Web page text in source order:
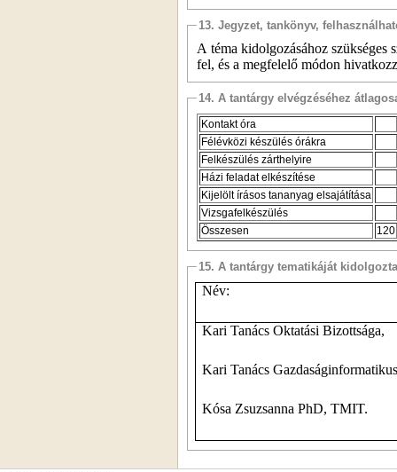
13. Jegyzet, tankönyv,
A téma kidolgozásához szükséges
fel, és a megfelelő módon
14. A tantárgy elvégzéséhez
Kontakt óra
Félévközi készülés órákra
Felkészülés zárthelyire
Házi feladat elkészítése
Kijelölt írásos tananyag elsajátítása
Vizsgafelkészülés
Összesen
120
15. A tantárgy tematikáját kidolgozta
Név:
Kari Tanács Oktatási Bizottsága,
Kari Tanács
Kósa Zsuzsanna PhD, TMIT.